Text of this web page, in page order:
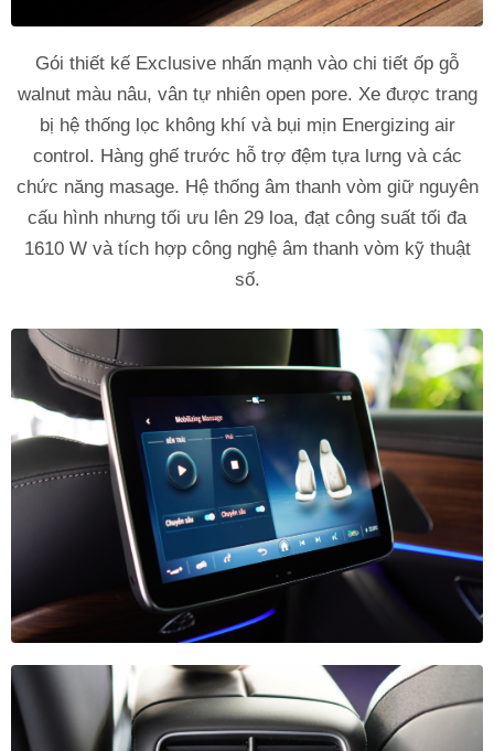
Gói thiết kế Exclusive nhấn mạnh vào chi tiết ốp gỗ
walnut màu nâu, vân tự nhiên open pore. Xe được trang
bị hệ thống lọc không khí và bụi mịn Energizing air
control. Hàng ghế trước hỗ trợ đệm tựa lưng và các
chức năng masage. Hệ thống âm thanh vòm giữ nguyên
cấu hình nhưng tối ưu lên 29 loa, đạt công suất tối đa
1610 W và tích hợp công nghệ âm thanh vòm kỹ thuật
số.